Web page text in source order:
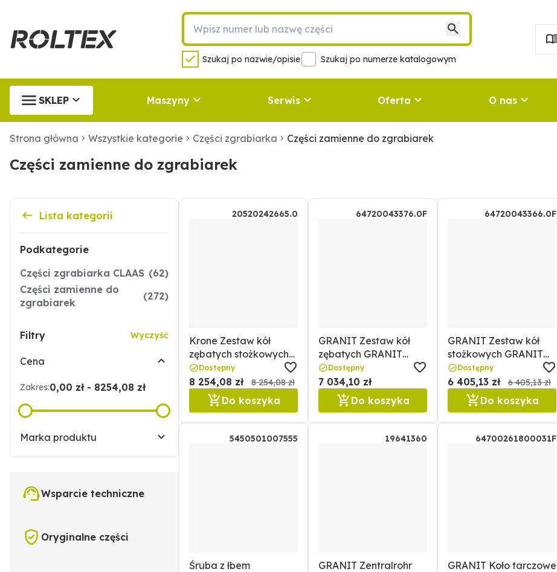
Szukaj po nazwie/opisie Szukaj po numerze katalogowym
SKLEP Maszyny Serwis Oferta O nas
Strona główna Wszystkie kategorie Części zgrabiarka Części zamienne do zgrabiarek
Części zamienne do zgrabiarek
Lista kategorii
Podkategorie
Części zgrabiarka CLAAS (62)
Części zamienne do
zgrabiarek
(272)
Filtry Wyczyść
Cena
Zakres:0,00 zł - 8254,08 zł
Marka produktu
Wsparcie techniczne
Oryginalne części
20520242665.0
Krone Zestaw kół
zębatych stożkowych
Krone 20520242665.0
Dostępny
8 254,08 zł 8 254,08 zł
Do koszyka
64720043376.0F
GRANIT Zestaw kół
zębatych GRANIT
64720043376.0F
Dostępny
7 034,10 zł
Do koszyka
64720043366.0F
GRANIT Zestaw kół
stożkowych GRANIT
64720043366.0F
Dostępny
6 405,13 zł 6 405,13 zł
Do koszyka
5450501007555
Śruba z łbem
19641360
GRANIT Zentralrohr
64700261800031F
GRANIT Koło tarczowe